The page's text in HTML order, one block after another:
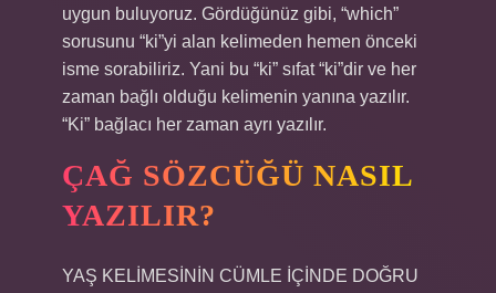
uygun buluyoruz. Gördüğünüz gibi, “which”
sorusunu “ki”yi alan kelimeden hemen önceki
isme sorabiliriz. Yani bu “ki” sıfat “ki”dir ve her
zaman bağlı olduğu kelimenin yanına yazılır.
“Ki” bağlacı her zaman ayrı yazılır.
ÇAĞ SÖZCÜĞÜ NASIL
YAZILIR?
YAŞ KELİMESİNİN CÜMLE İÇİNDE DOĞRU